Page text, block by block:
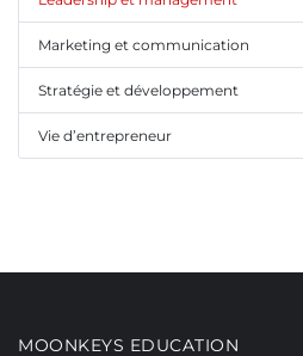
Marketing et communication
Stratégie et développement
Vie d’entrepreneur
MOONKEYS EDUCATION